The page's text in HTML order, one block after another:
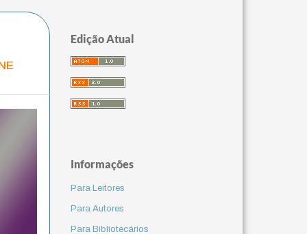
Edição Atual
Informações
Para Leitores
Para Autores
Para Bibliotecários